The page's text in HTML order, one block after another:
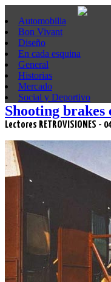
Automobilia
Bon Vivant
Diseño
En cada esquina
General
Historias
Mercado
Social y Deportivo
Shooting brakes
Lectores RETROVISIONES -